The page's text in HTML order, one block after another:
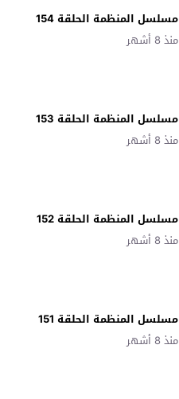
مسلسل المنظمة الحلقة 154
منذ 8 أشهر
مسلسل المنظمة الحلقة 153
منذ 8 أشهر
مسلسل المنظمة الحلقة 152
منذ 8 أشهر
مسلسل المنظمة الحلقة 151
منذ 8 أشهر